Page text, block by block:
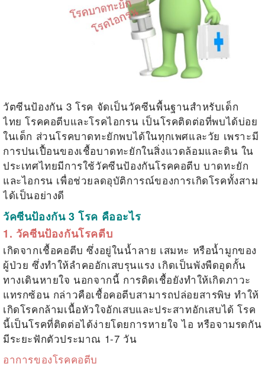
วัตซีนป้องกัน 3 โรค จัดเป็นวัคซีนพื้นฐานสำหรับเด็ก
ไทย โรคคอตีบและโรคไอกรน เป็นโรคติดต่อที่พบได้บ่อย
ในเด็ก ส่วนโรคบาดทะยักพบได้ในทุกเพศและวัย เพราะมี
การปนเปื้อนของเชื้อบาดทะยักในสิ่งแวดล้อมและดิน ใน
ประเทศไทยมีการใช้วัคซีนป้องกันโรคคอตีบ บาดทะยัก
และไอกรน เพื่อช่วยลดอุบัติการณ์ของการเกิดโรคทั้งสาม
ได้เป็นอย่างดี
วัคซีนป้องกัน 3 โรค คืออะไร
1. วัคซีนป้องกันโรคตีบ
เกิดจากเชื้อคอตีบ ซึ่งอยู่ในน้ำลาย เสมหะ หรือน้ำมูกของ
ผู้ป่วย ซึ่งทำให้ลำคออักเสบรุนแรง เกิดเป็นพังพืดอุดกั้น
ทางเดินหายใจ นอกจากนี้ การติดเชื้อยังทำให้เกิดภาวะ
แทรกซ้อน กล่าวคือเชื้อคอตีบสามารถปล่อยสารพิษ ทำให้
เกิดโรคกล้ามเนื้อหัวใจอักเสบและประสาทอักเสบได้ โรค
นี้เป็นโรคที่ติดต่อได้ง่ายโดยการหายใจ ไอ หรือจามรดกัน
มีระยะฟักตัวประมาณ 1-7 วัน
อาการของโรคคอตีบ